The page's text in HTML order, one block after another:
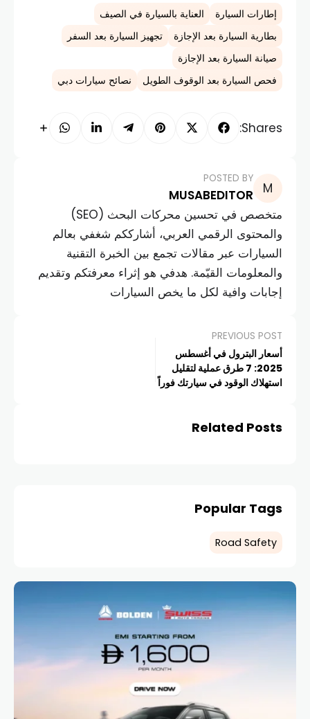
إطارات السيارة
العناية بالسيارة في الصيف
بطارية السيارة بعد الإجازة
تجهيز السيارة بعد السفر
صيانة السيارة بعد الإجازة
فحص السيارة بعد الوقوف الطويل
نصائح سيارات دبي
Shares:
POSTED BY
MUSABEDITOR
متخصص في تحسين محركات البحث (SEO)
والمحتوى الرقمي العربي، أشارككم شغفي بعالم
السيارات عبر مقالات تجمع بين الخبرة التقنية
والمعلومات القيّمة. هدفي هو إثراء معرفتكم وتقديم
إجابات وافية لكل ما يخص السيارات
PREVIOUS POST
أسعار البترول في أغسطس
2025: 7 طرق عملية لتقليل
استهلاك الوقود في سيارتك فوراً
Related Posts
Popular Tags
Road Safety